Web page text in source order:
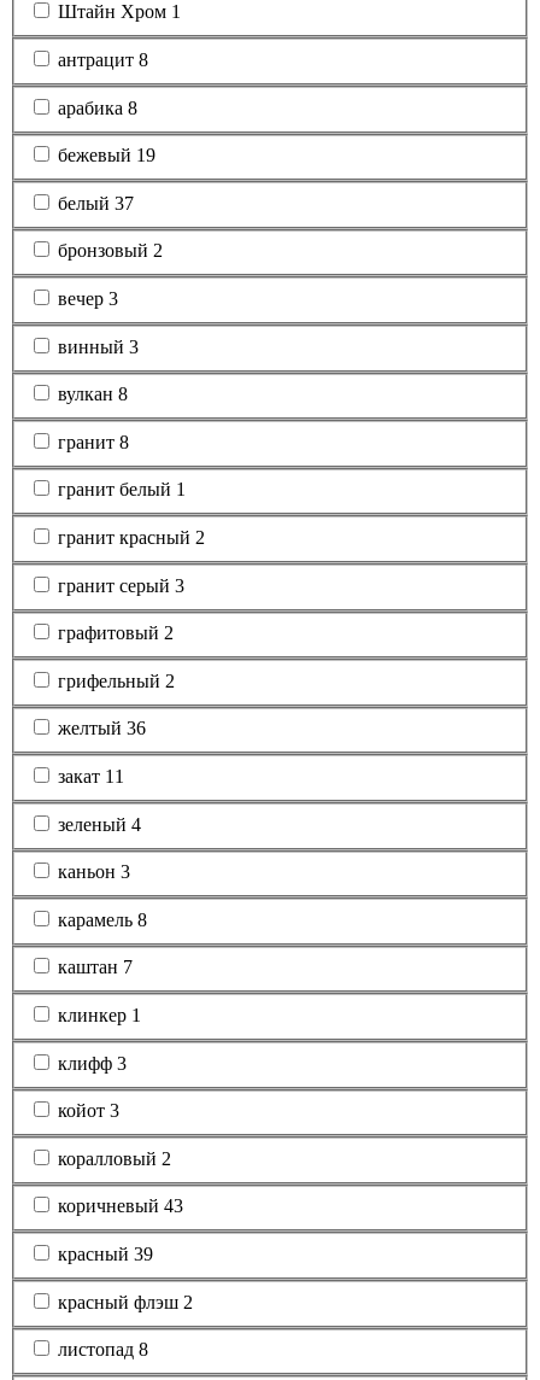
Штайн Хром 1
антрацит 8
арабика 8
бежевый 19
белый 37
бронзовый 2
вечер 3
винный 3
вулкан 8
гранит 8
гранит белый 1
гранит красный 2
гранит серый 3
графитовый 2
грифельный 2
желтый 36
закат 11
зеленый 4
каньон 3
карамель 8
каштан 7
клинкер 1
клифф 3
койот 3
коралловый 2
коричневый 43
красный 39
красный флэш 2
листопад 8